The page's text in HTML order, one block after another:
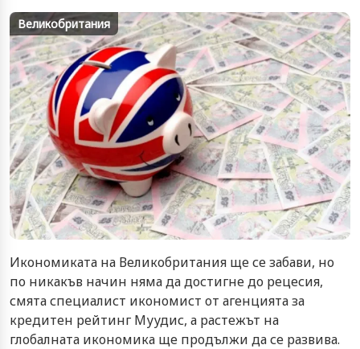
Великобритания
Икономиката на Великобритания ще се забави, но
по никакъв начин няма да достигне до рецесия,
смята специалист икономист от агенцията за
кредитен рейтинг Муудис, а растежът на
глобалната икономика ще продължи да се развива.